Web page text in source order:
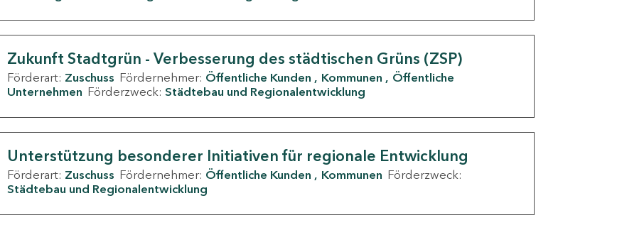
Zukunft Stadtgrün - Verbesserung des städtischen Grüns (ZSP)
Förderart: Zuschuss Fördernehmer: Öffentliche Kunden Kommunen
Öffentliche
Unternehmen Förderzweck: Städtebau und Regionalentwicklung
Unterstützung besonderer Initiativen für regionale Entwicklung
Förderart: Zuschuss Fördernehmer: Öffentliche Kunden Kommunen Förderzweck:
Städtebau und Regionalentwicklung